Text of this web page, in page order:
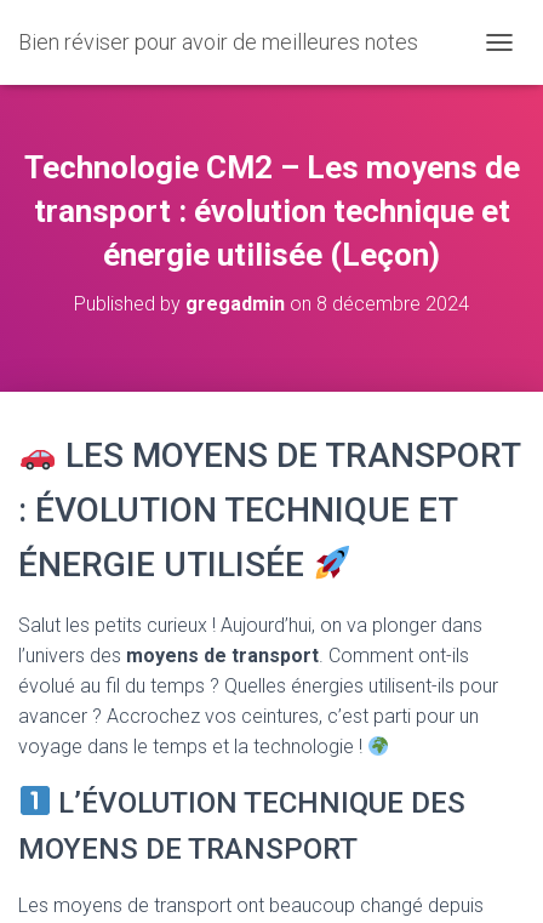
Bien réviser pour avoir de meilleures notes
U
I
R
/
F
V
Technologie CM2 – Les moyens de
transport : évolution technique et
énergie utilisée (Leçon)
Published by gregadmin on 8 décembre 2024
LES MOYENS DE TRANSPORT
: ÉVOLUTION TECHNIQUE ET
ÉNERGIE UTILISÉE
Salut les petits curieux ! Aujourd’hui, on va plonger dans
l’univers des moyens de transport. Comment ont-ils
évolué au fil du temps ? Quelles énergies utilisent-ils pour
avancer ? Accrochez vos ceintures, c’est parti pour un
voyage dans le temps et la technologie !
L’ÉVOLUTION TECHNIQUE DES
MOYENS DE TRANSPORT
Les moyens de transport ont beaucoup changé depuis